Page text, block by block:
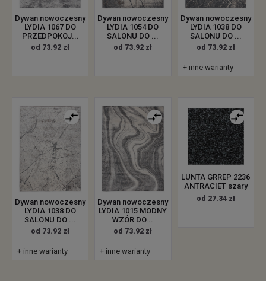
Dywan nowoczesny
LYDIA 1067 DO
PRZEDPOKOJ...
od 73.92 zł
Dywan nowoczesny
LYDIA 1054 DO
SALONU DO ...
od 73.92 zł
Dywan nowoczesny
LYDIA 1038 DO
SALONU DO ...
od 73.92 zł
+ inne warianty
Dywan nowoczesny
LYDIA 1038 DO
SALONU DO ...
od 73.92 zł
+ inne warianty
Dywan nowoczesny
LYDIA 1015 MODNY
WZÓR DO...
od 73.92 zł
+ inne warianty
LUNTA GRREP 2236
ANTRACIET szary
od 27.34 zł